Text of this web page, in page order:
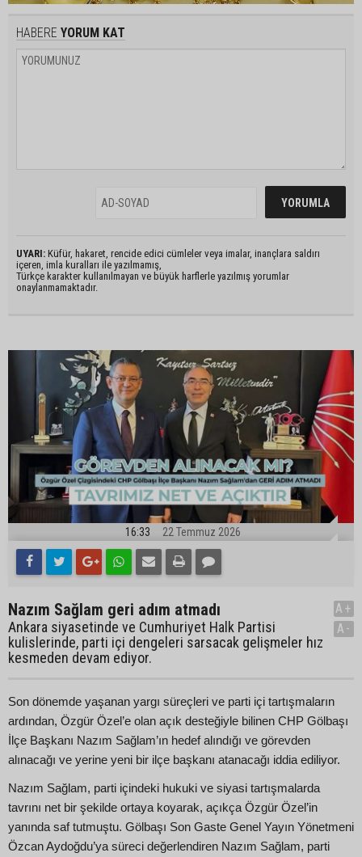
HABERE YORUM KAT
UYARI: Küfür, hakaret, rencide edici cümleler veya imalar, inançlara saldırı
içeren, imla kuralları ile yazılmamış,
Türkçe karakter kullanılmayan ve büyük harflerle yazılmış yorumlar
onaylanmamaktadır.
16:33 22 Temmuz 2026
Nazım Sağlam geri adım atmadı
Ankara siyasetinde ve Cumhuriyet Halk Partisi
kulislerinde, parti içi dengeleri sarsacak gelişmeler hız
kesmeden devam ediyor.
A+
A-
Son dönemde yaşanan yargı süreçleri ve parti içi tartışmaların
ardından, Özgür Özel’e olan açık desteğiyle bilinen CHP Gölbaşı
İlçe Başkanı Nazım Sağlam’ın hedef alındığı ve görevden
alınacağı ve yerine yeni bir ilçe başkanı atanacağı iddia ediliyor.
Nazım Sağlam, parti içindeki hukuki ve siyasi tartışmalarda
tavrını net bir şekilde ortaya koyarak, açıkça Özgür Özel’in
yanında saf tutmuştu. Gölbaşı Son Gaste Genel Yayın Yönetmeni
Özcan Aydoğdu’ya süreci değerlendiren Nazım Sağlam, parti